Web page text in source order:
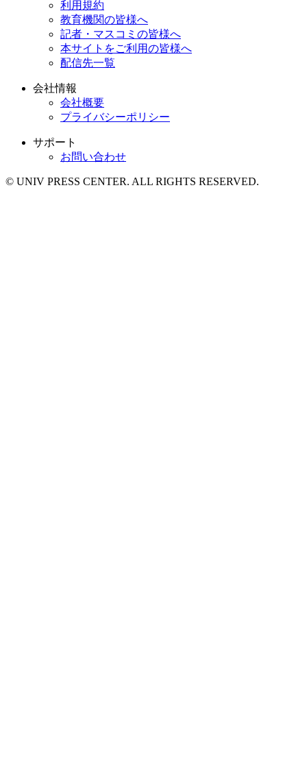
利用規約
教育機関の皆様へ
記者・マスコミの皆様へ
本サイトをご利用の皆様へ
配信先一覧
会社情報
会社概要
プライバシーポリシー
サポート
お問い合わせ
© UNIV PRESS CENTER. ALL RIGHTS RESERVED.